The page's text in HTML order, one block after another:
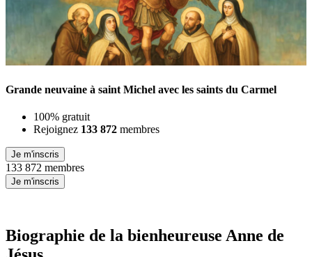
Grande neuvaine à saint Michel avec les saints du Carmel
100% gratuit
Rejoignez 133 872 membres
Je m'inscris
133 872 membres
Je m'inscris
Biographie de la bienheureuse Anne de